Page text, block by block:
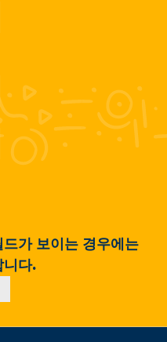
가 보이는 경우에는
니다.